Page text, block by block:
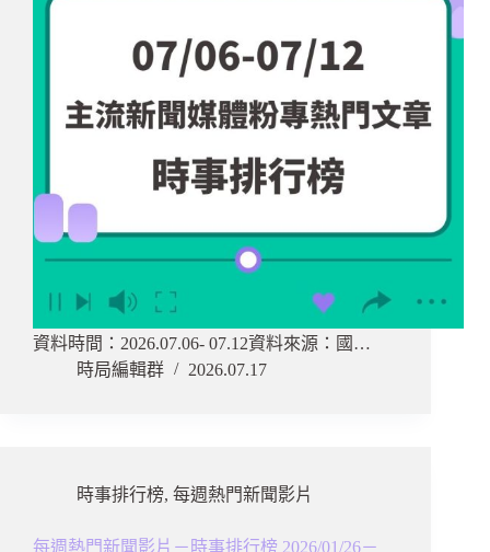
資料時間：2026.07.06- 07.12資料來源：國…
時局編輯群
2026.07.17
時事排行榜, 每週熱門新聞影片
每週熱門新聞影片－時事排行榜 2026/01/26－